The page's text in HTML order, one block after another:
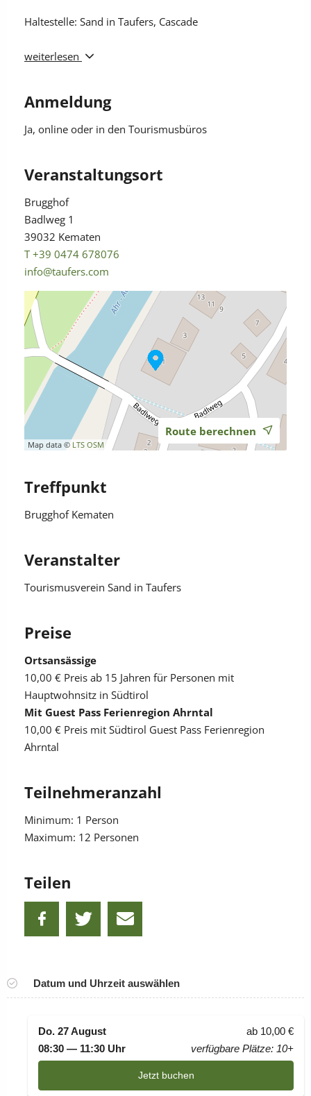
Haltestelle: Sand in Taufers, Cascade
• Linie 450 von Bruneck Bhf. bis zum Busbahnhof
• Linie 450 von Kasern bis zum Busbahnhof Sand in
Taufers
„Abzweigung Kematen“
• Von hier sind es 2 Minuten Fußweg bis zum
Brugghof.
Klicken sie HIER für die online Fahrplansuche
Mit dem Auto:
Zielort: Kematen, Brugghof
Parken: Parkplatz Brugghof
Klicken Sie HIER für den genauen Standort
weiterlesen
Anmeldung
Ja, online oder in den Tourismusbüros
Veranstaltungsort
Brugghof
Badlweg 1
39032 Kematen
T +39 0474 678076
info@taufers.com
Map data © LTS OSM
Route berechnen
Treffpunkt
Brugghof Kematen
Veranstalter
Tourismusverein Sand in Taufers
Preise
Ortsansässige
10,00 € Preis ab 15 Jahren für Personen mit
Hauptwohnsitz in Südtirol
Mit Guest Pass Ferienregion Ahrntal
10,00 € Preis mit Südtirol Guest Pass Ferienregion
Ahrntal
Teilnehmeranzahl
Minimum: 1 Person
Maximum: 12 Personen
Teilen